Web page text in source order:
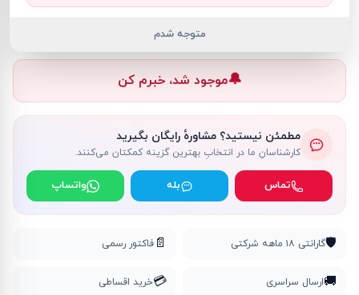
🔔موجود شد، خبرم کن
مطمئن نیستید؟ مشاورهٔ رایگان بگیرید
کارشناسانِ ما در انتخابِ بهترین گزینه کمکتان می‌کنند.
تماس بله واتساپ
🛡️گارانتی ۱۸ ماهه شرکتی 📄 فاکتور رسمی
🚚ارسال سراسری 💳خرید اقساطی
متوجه شدم